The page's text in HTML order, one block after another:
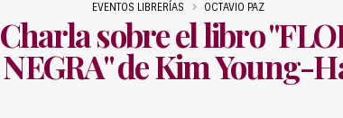
Charla sobre el libro
NEGRA" de Kim Young-
EVENTOS LIBRERÍAS OCTAVIO PAZ